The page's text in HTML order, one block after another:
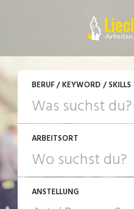
BERUF / KEYWORD / SKILLS
ARBEITSORT
ANSTELLUNG